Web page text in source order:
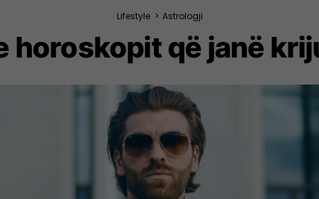
Lifestyle > Astrologji
horoskopit që janë